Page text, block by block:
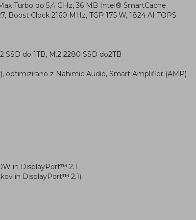
Turbo do 5,4 GHz, 36 MB Intel® SmartCache
Boost Clock 2160 MHz, TGP 175 W, 1824 AI TOPS
SSD do 1TB, M.2 2280 SSD do2TB
optimizirano z Nahimic Audio, Smart Amplifier (AMP)
in DisplayPort™ 2.1
in DisplayPort™ 2.1)